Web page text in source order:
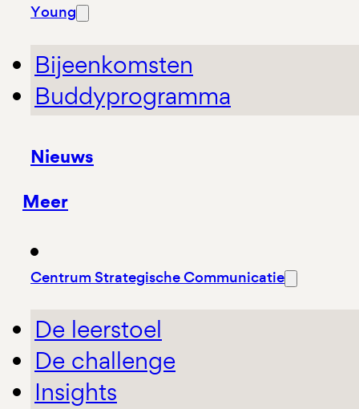
Young
Bijeenkomsten
Buddyprogramma
Nieuws
Meer
Centrum Strategische Communicatie
De leerstoel
De challenge
Insights